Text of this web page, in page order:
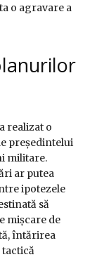
o agravare a
realizat o
președintelui
militare.
ar putea
ipotezele
să
mișcare de
întărirea